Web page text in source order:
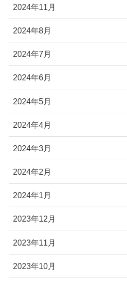
2024年11月
2024年8月
2024年7月
2024年6月
2024年5月
2024年4月
2024年3月
2024年2月
2024年1月
2023年12月
2023年11月
2023年10月